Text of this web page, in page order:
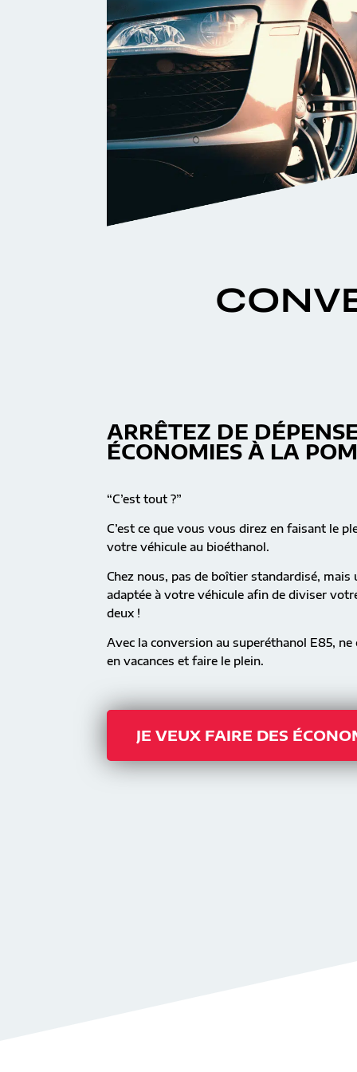
ARRÊTEZ DE
ÉCONOMIES À LA
“C’est tout ?”
C’est ce que vous vous direz en faisant le
votre véhicule au bioéthanol.
Chez nous, pas de boîtier standardisé,
adaptée à votre véhicule afin de diviser
deux !
Avec la conversion au superéthanol E85,
en vacances et faire le plein.
JE VEUX FAIRE DES